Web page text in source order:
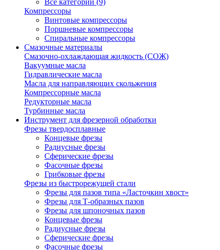
Все категории (9)
Компрессоры
Винтовые компрессоры
Поршневые компрессоры
Спиральные компрессоры
Смазочные материалы
Смазочно-охлаждающая жидкость (СОЖ)
Вакуумные масла
Гидравлические масла
Масла для направляющих скольжения
Компрессорные масла
Редукторные масла
Турбинные масла
Инструмент для фрезерной обработки
Фрезы твердосплавные
Концевые фрезы
Радиусные фрезы
Сферические фрезы
Фасочные фрезы
Грибковые фрезы
Фрезы из быстрорежущей стали
Фрезы для пазов типа «Ласточкин хвост»
Фрезы для Т-образных пазов
Фрезы для шпоночных пазов
Концевые фрезы
Радиусные фрезы
Сферические фрезы
Фасочные фрезы